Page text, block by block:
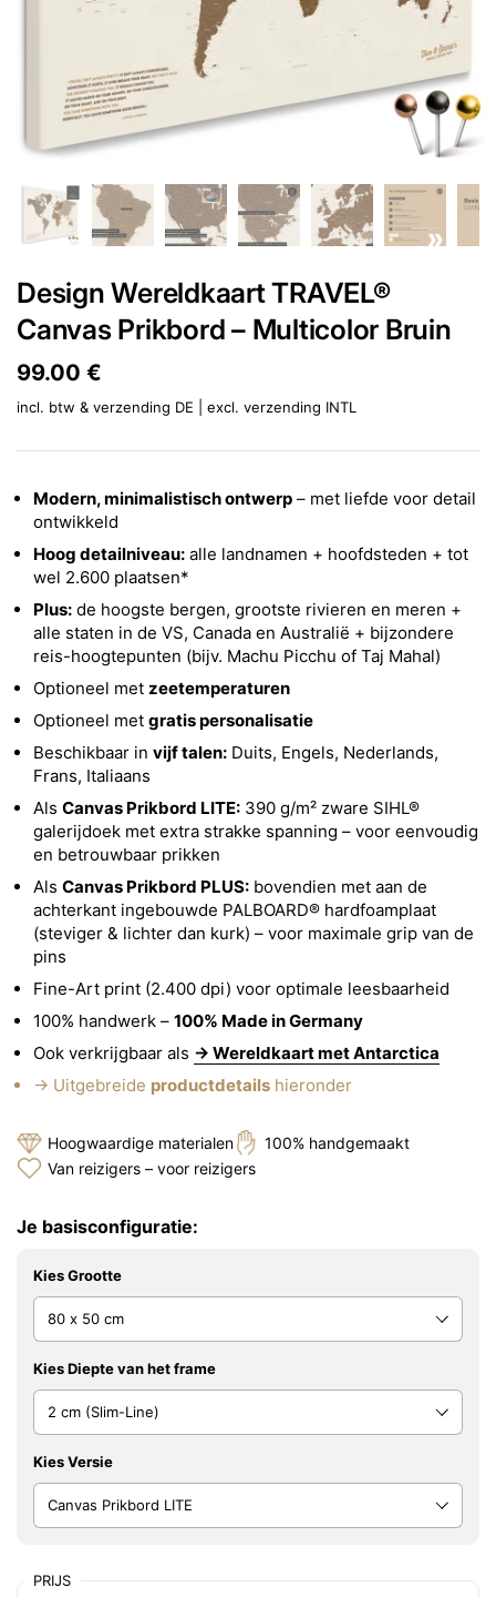
Design Wereldkaart TRAVEL®
Canvas Prikbord – Multicolor Bruin
Prijs:
99.00 €
incl. btw & verzending DE | excl. verzending INTL
Modern, minimalistisch ontwerp – met liefde voor detail
ontwikkeld
Hoog detailniveau: alle landnamen + hoofdsteden + tot
wel 2.600 plaatsen*
Plus: de hoogste bergen, grootste rivieren en meren +
alle staten in de VS, Canada en Australië + bijzondere
reis-hoogtepunten (bijv. Machu Picchu of Taj Mahal)
Optioneel met zeetemperaturen
Optioneel met gratis personalisatie
Beschikbaar in vijf talen: Duits, Engels, Nederlands,
Frans, Italiaans
Als Canvas Prikbord LITE: 390 g/m² zware SIHL®
galerijdoek met extra strakke spanning – voor eenvoudig
en betrouwbaar prikken
Als Canvas Prikbord PLUS: bovendien met aan de
achterkant ingebouwde PALBOARD® hardfoamplaat
(steviger & lichter dan kurk) – voor maximale grip van de
pins
Fine-Art print (2.400 dpi) voor optimale leesbaarheid
100% handwerk – 100% Made in Germany
Ook verkrijgbaar als → Wereldkaart met Antarctica
→ Uitgebreide productdetails hieronder
Hoogwaardige materialen
100% handgemaakt
Van reizigers – voor reizigers
Je basisconfiguratie:
Kies Grootte
Kies Diepte van het frame
Kies Versie
PRIJS